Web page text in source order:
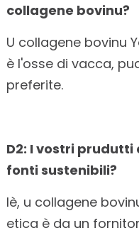
collagene bovinu?
U collagene bovinu
è l'osse di vacca,
preferite.
D2: I vostri
fonti sustenibili?
Iè, u collagene
etica è da un